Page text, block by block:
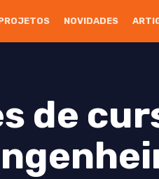
NOVIDADES
de